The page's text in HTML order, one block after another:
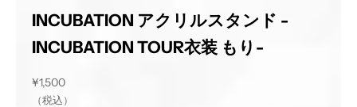
INCUBATION アクリルスタンド -
INCUBATION TOUR衣装 もり-
セール価格
¥1,500
（税込）